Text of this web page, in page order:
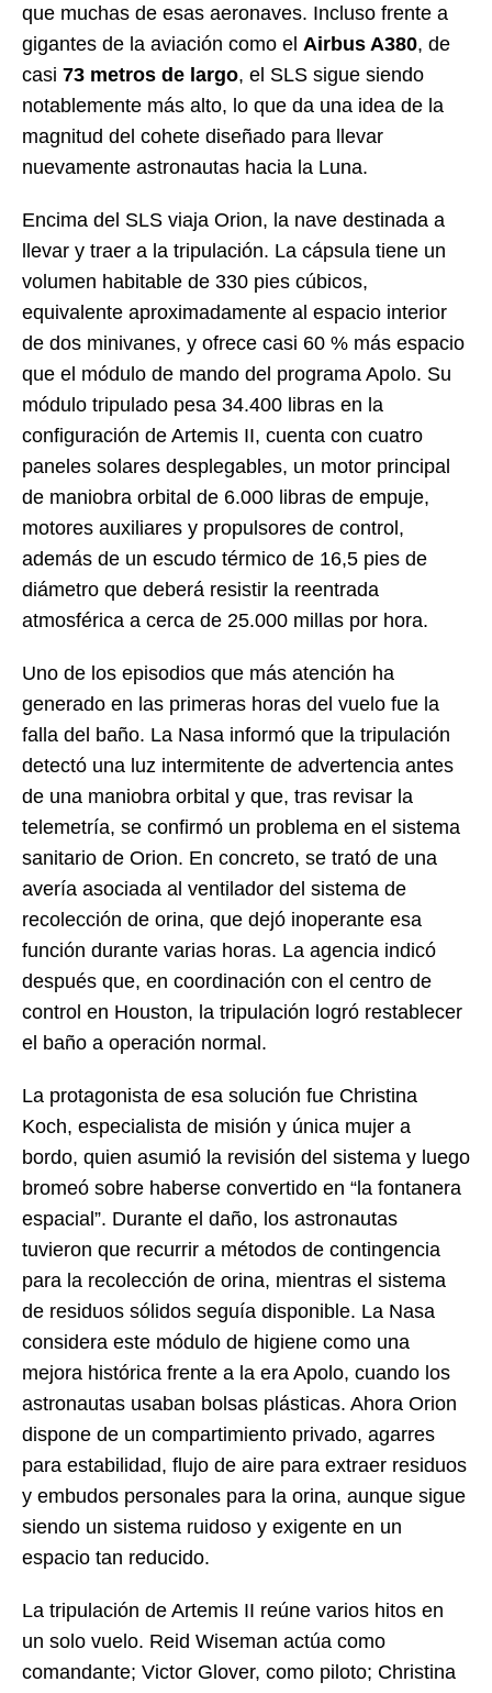
que muchas de esas aeronaves. Incluso frente a
gigantes de la aviación como el Airbus A380, de
casi 73 metros de largo, el SLS sigue siendo
notablemente más alto, lo que da una idea de la
magnitud del cohete diseñado para llevar
nuevamente astronautas hacia la Luna.
Encima del SLS viaja Orion, la nave destinada a
llevar y traer a la tripulación. La cápsula tiene un
volumen habitable de 330 pies cúbicos,
equivalente aproximadamente al espacio interior
de dos minivanes, y ofrece casi 60 % más espacio
que el módulo de mando del programa Apolo. Su
módulo tripulado pesa 34.400 libras en la
configuración de Artemis II, cuenta con cuatro
paneles solares desplegables, un motor principal
de maniobra orbital de 6.000 libras de empuje,
motores auxiliares y propulsores de control,
además de un escudo térmico de 16,5 pies de
diámetro que deberá resistir la reentrada
atmosférica a cerca de 25.000 millas por hora.
Uno de los episodios que más atención ha
generado en las primeras horas del vuelo fue la
falla del baño. La Nasa informó que la tripulación
detectó una luz intermitente de advertencia antes
de una maniobra orbital y que, tras revisar la
telemetría, se confirmó un problema en el sistema
sanitario de Orion. En concreto, se trató de una
avería asociada al ventilador del sistema de
recolección de orina, que dejó inoperante esa
función durante varias horas. La agencia indicó
después que, en coordinación con el centro de
control en Houston, la tripulación logró restablecer
el baño a operación normal.
La protagonista de esa solución fue Christina
Koch, especialista de misión y única mujer a
bordo, quien asumió la revisión del sistema y luego
bromeó sobre haberse convertido en “la fontanera
espacial”. Durante el daño, los astronautas
tuvieron que recurrir a métodos de contingencia
para la recolección de orina, mientras el sistema
de residuos sólidos seguía disponible. La Nasa
considera este módulo de higiene como una
mejora histórica frente a la era Apolo, cuando los
astronautas usaban bolsas plásticas. Ahora Orion
dispone de un compartimiento privado, agarres
para estabilidad, flujo de aire para extraer residuos
y embudos personales para la orina, aunque sigue
siendo un sistema ruidoso y exigente en un
espacio tan reducido.
La tripulación de Artemis II reúne varios hitos en
un solo vuelo. Reid Wiseman actúa como
comandante; Victor Glover, como piloto; Christina